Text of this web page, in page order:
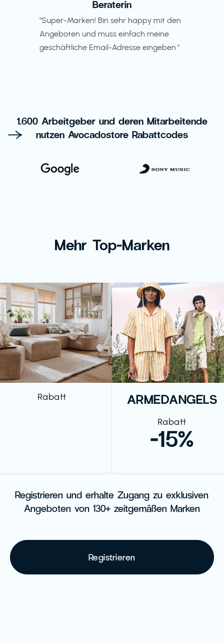
Beraterin
"Super-Marken! Bin sehr happy mit den
Angeboten und muss einfach meine
geschäftliche Email-Adresse eingeben."
1.600 Arbeitgeber und deren Mitarbeitende
nutzen Avocadostore Rabattcodes
Mehr Top-Marken
Rabatt ARMEDANGELS
Rabatt
-15%
Registrieren und erhalte Zugang zu exklusiven
Angeboten von 130+ zeitgemäßen Marken
Registrieren